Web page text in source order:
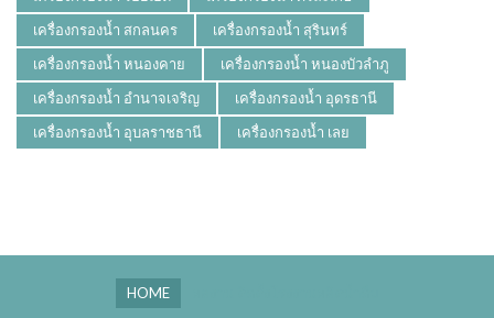
เครื่องกรองน้ำ สกลนคร
เครื่องกรองน้ำ สุรินทร์
เครื่องกรองน้ำ หนองคาย
เครื่องกรองน้ำ หนองบัวลำภู
เครื่องกรองน้ำ อำนาจเจริญ
เครื่องกรองน้ำ อุดรธานี
เครื่องกรองน้ำ อุบลราชธานี
เครื่องกรองน้ำ เลย
HOME